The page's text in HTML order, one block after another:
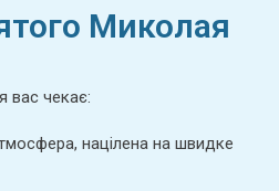
Миколая
вас чекає:
націлена на швидке